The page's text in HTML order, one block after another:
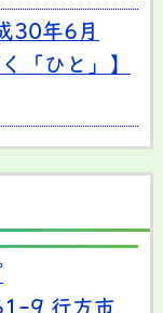
30年6月
「ひと」】